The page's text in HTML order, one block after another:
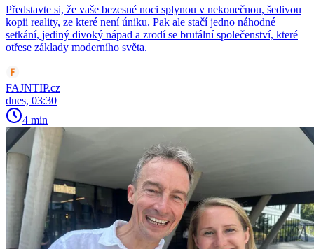
Představte si, že vaše bezesné noci splynou v nekonečnou, šedivou
kopii reality, ze které není úniku. Pak ale stačí jedno náhodné
setkání, jediný divoký nápad a zrodí se brutální společenství, které
otřese základy moderního světa.
FAJNTIP.cz
dnes, 03:30
4 min